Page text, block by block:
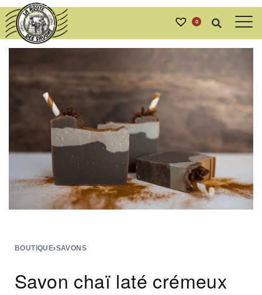
0
BOUTIQUE›SAVONS
Savon chaï laté crémeux